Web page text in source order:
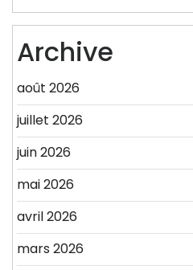
Archive
août 2026
juillet 2026
juin 2026
mai 2026
avril 2026
mars 2026